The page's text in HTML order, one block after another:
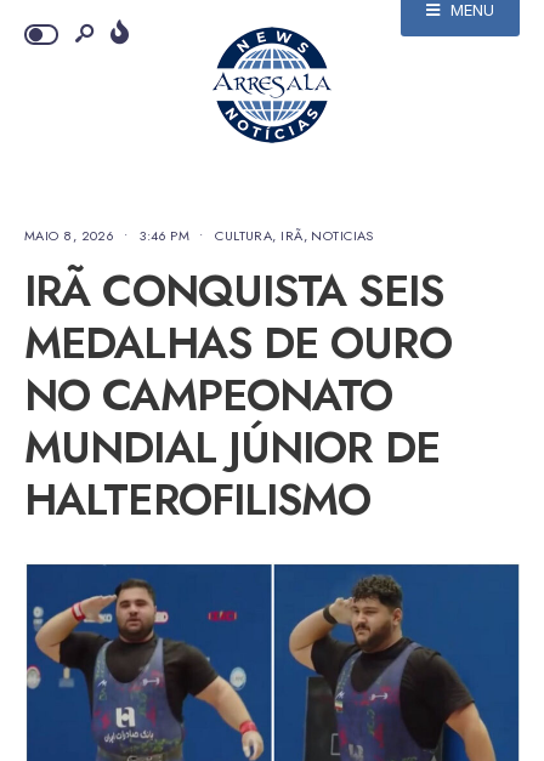
MENU
MAIO 8, 2026 • 3:46 PM • CULTURA, IRÃ, NOTICIAS
IRÃ CONQUISTA SEIS
MEDALHAS DE OURO
NO CAMPEONATO
MUNDIAL JÚNIOR DE
HALTEROFILISMO